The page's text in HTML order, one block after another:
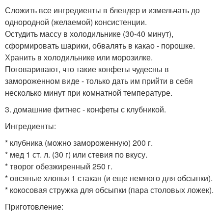
Сложить все ингредиенты в блендер и измельчать до
однородной (желаемой) консистенции.
Остудить массу в холодильнике (30-40 минут),
сформировать шарики, обвалять в какао - порошке.
Хранить в холодильнике или морозилке.
Поговаривают, что такие конфеты чудесны в
замороженном виде - только дать им прийти в себя
несколько минут при комнатной температуре.
3. домашние фитнес - конфеты с клубникой.
Ингредиенты:
* клубника (можно замороженную) 200 г.
* мед 1 ст. л. (30 г) или стевия по вкусу.
* творог обезжиренный 250 г.
* овсяные хлопья 1 стакан (и еще немного для обсыпки).
* кокосовая стружка для обсыпки (пара столовых ложек).
Приготовление: